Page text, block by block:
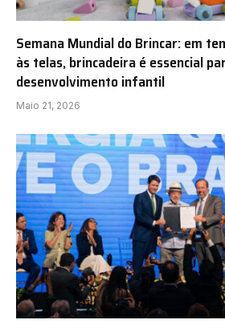
Semana Mundial do Brincar: em
às telas, brincadeira é essencial
desenvolvimento infantil
Maio 21, 2026